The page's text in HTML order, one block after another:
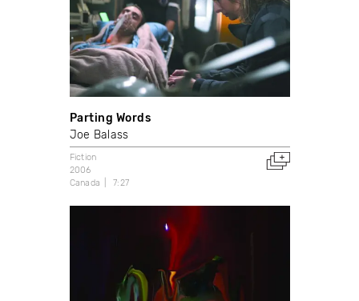
Parting Words
Joe Balass
Fiction
2006
Canada
7:27